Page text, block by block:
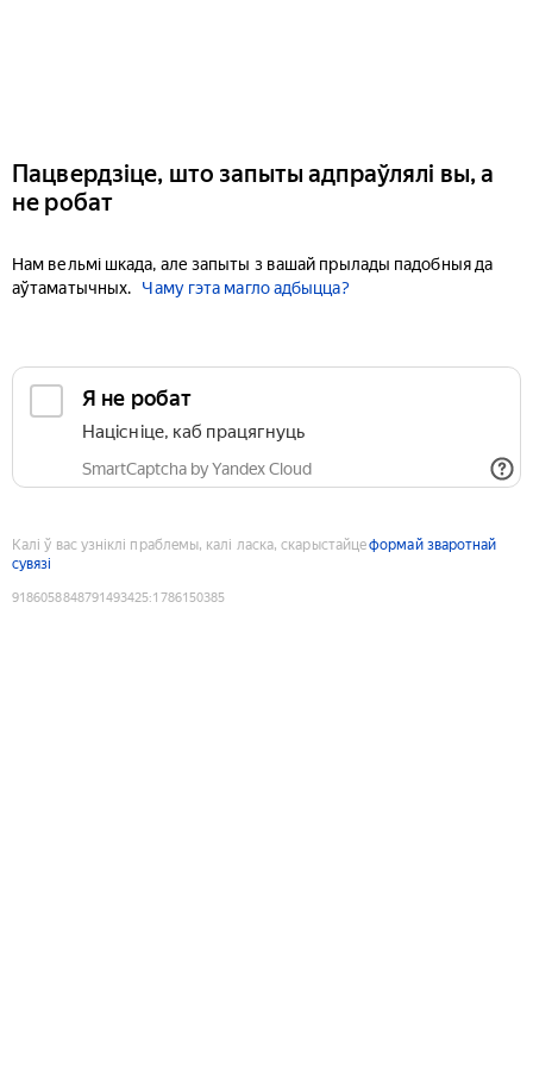
Пацвердзіце, што запыты адпраўлялі вы, а
не робат
Нам вельмі шкада, але запыты з вашай прылады падобныя да
аўтаматычных.
Чаму гэта магло адбыцца?
Я не робат
Націсніце, каб працягнуць
SmartCaptcha by Yandex Cloud
Калі ў вас узніклі праблемы, калі ласка, скарыстайцеформай зваротнай
сувязі
9186058848791493425:1786150385